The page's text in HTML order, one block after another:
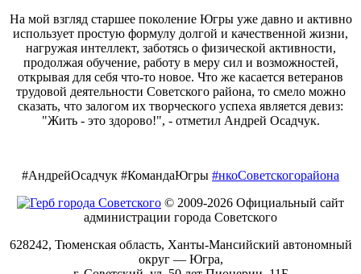
На мой взгляд старшее поколение Югры уже давно и активно
использует простую формулу долгой и качественной жизни,
нагружая интеллект, заботясь о физической активности,
продолжая обучение, работу в меру сил и возможностей,
открывая для себя что‑то новое. Что же касается ветеранов
трудовой деятельности Советского района, то смело можно
сказать, что залогом их творческого успеха является девиз:
"Жить - это здорово!", - отметил Андрей Осадчук.
#АндрейОсадчук #КомандаЮгры #нкоСоветскогорайона
© 2009-2026 Официальный сайт
администрации города Советского
628242, Тюменская область, Ханты-Мансийский автономный
округ — Югра,